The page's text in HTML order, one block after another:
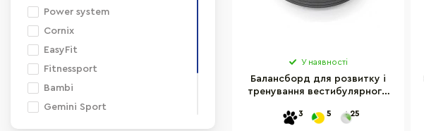
Power system
Cornix
EasyFit
Fitnessport
Bambi
Gemini Sport
У наявності
Балансборд для розвитку і
тренування вестибулярного
37x37 см
3 5 25